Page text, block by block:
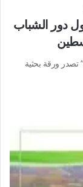
دور الشباب
“حشد” تصدر ورقة بحثية